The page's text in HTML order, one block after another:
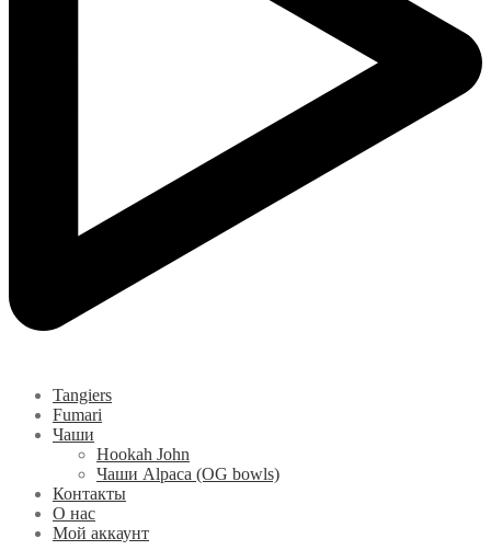
Tangiers
Fumari
Чаши
Hookah John
Чаши Alpaca (OG bowls)
Контакты
О нас
Мой аккаунт